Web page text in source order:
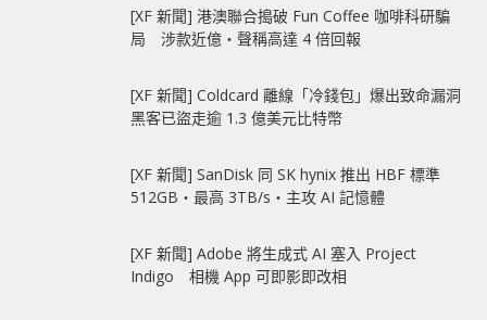
[XF 新聞] 港澳聯合搗破 Fun Coffee 咖啡科研騙
局 涉款近億‧聲稱高達 4 倍回報
[XF 新聞] Coldcard 離線「冷錢包」爆出致命漏洞
黑客已盜走逾 1.3 億美元比特幣
[XF 新聞] SanDisk 同 SK hynix 推出 HBF 標準
512GB‧最高 3TB/s‧主攻 AI 記憶體
[XF 新聞] Adobe 將生成式 AI 塞入 Project
Indigo 相機 App 可即影即改相